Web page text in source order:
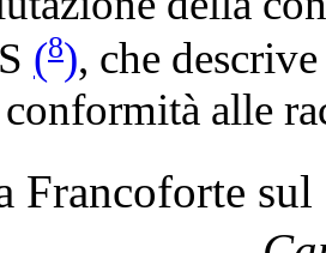
(8), che
alle
Francoforte